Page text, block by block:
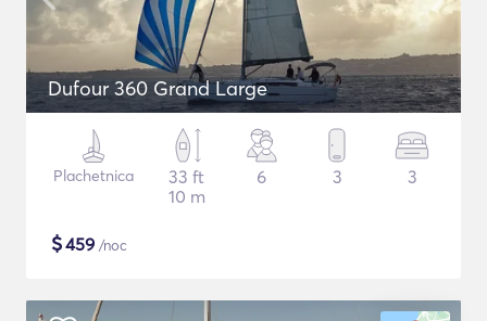
Dufour 360 Grand Large
Plachetnica
33 ft
10 m
6 3 3
$459 /noc